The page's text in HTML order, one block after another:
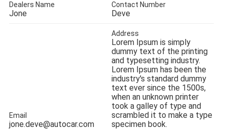
Dealers Name
Jone
Contact Number
Deve
Email
jone.deve@autocar.com
Address
Lorem Ipsum is simply
dummy text of the printing
and typesetting industry.
Lorem Ipsum has been the
industry's standard dummy
text ever since the 1500s,
when an unknown printer
took a galley of type and
scrambled it to make a type
specimen book.